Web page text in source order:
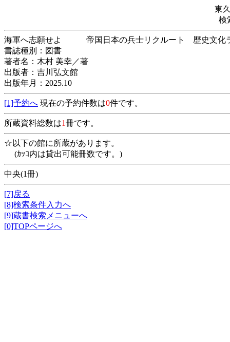
東
検
海軍へ志願せよ 帝国日本の兵士リクルート 歴
書誌種別：図書
著者名：木村 美幸／著
出版者：吉川弘文館
出版年月：2025.10
[1]予約へ 現在の予約件数は0件です。
所蔵資料総数は1冊です。
☆以下の館に所蔵があります。
(ｶｯｺ内は貸出可能冊数です。)
中央(1冊)
[7]戻る
[8]検索条件入力へ
[9]蔵書検索メニューへ
[0]TOPページへ